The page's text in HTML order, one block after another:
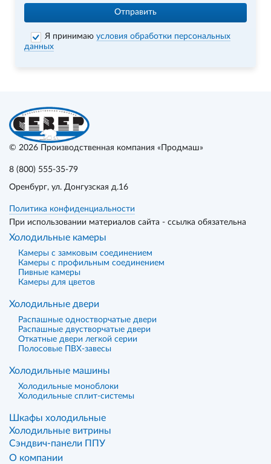
Отправить
Я принимаюусловия обработки персональных
данных
© 2026 Производственная компания «Продмаш»
8 (800) 555-35-79
Оренбург, ул. Донгузская д.16
Политика конфиденциальности
При использовании материалов сайта - ссылка обязательна
Холодильные камеры
Камеры с замковым соединением
Камеры с профильным соединением
Пивные камеры
Камеры для цветов
Холодильные двери
Распашные одностворчатые двери
Распашные двустворчатые двери
Откатные двери легкой серии
Полосовые ПВХ-завесы
Холодильные машины
Холодильные моноблоки
Холодильные сплит-системы
Шкафы холодильные
Холодильные витрины
Сэндвич-панели ППУ
О компании